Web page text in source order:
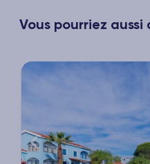
Vous pourriez aussi
Previous